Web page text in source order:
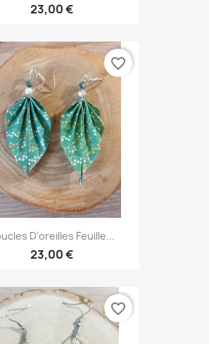
23,00 €
D'oreilles Feuille...
23,00 €
favorite_border
favorite_border